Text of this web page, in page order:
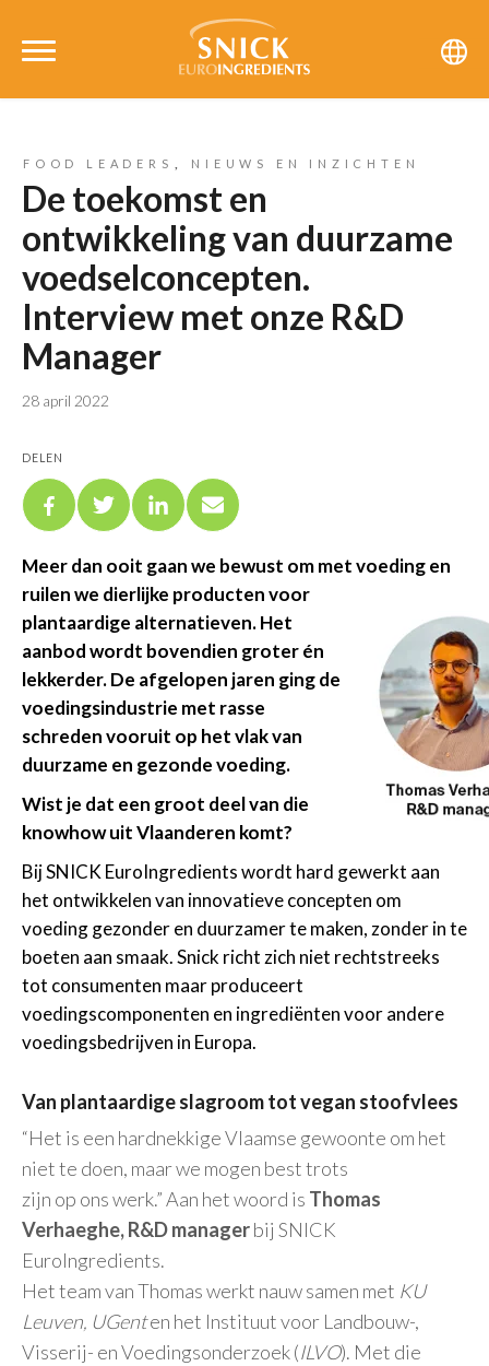
FOOD LEADERS , NIEUWS EN INZICHTEN
De toekomst en
ontwikkeling van duurzame
voedselconcepten.
Interview met onze R&D
Manager
28 april 2022
DELEN
Meer dan ooit gaan we bewust om met voeding en
ruilen we dierlijke productenvoor
plantaardige alternatieven. Het
aanbod wordt bovendien groter én
lekkerder. De afgelopen jaren ging de
voedingsindustrie met rasse
schreden vooruit op het vlak van
duurzame en gezonde voeding.
Wist je dat een groot deel van die
knowhow uit Vlaanderen komt?
Bij SNICK EuroIngredients wordt hard gewerkt aan
het ontwikkelen van innovatieve concepten om
voeding gezonder en duurzamer te maken, zonder in te
boeten aan smaak. Snick richt zich niet rechtstreeks
tot consumenten maar produceert
voedingscomponenten en ingrediënten voor andere
voedingsbedrijven in Europa.
Van plantaardige slagroom tot vegan stoofvlees
“Het is een hardnekkige Vlaamse gewoonte om het
niet te doen, maar we mogen best trots
zijn op ons werk.” Aan het woord is Thomas
Verhaeghe, R&D managerbij SNICK
EuroIngredients.
Het team van Thomas werkt nauw samen met KU
Leuven, UGenten het Instituut voor Landbouw-,
Visserij- en Voedingsonderzoek (ILVO). Met die